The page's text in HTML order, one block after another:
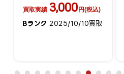
WF17AC2 /SR
買取実績 3,000 円(税込)
Bランク 2025/10/10買取